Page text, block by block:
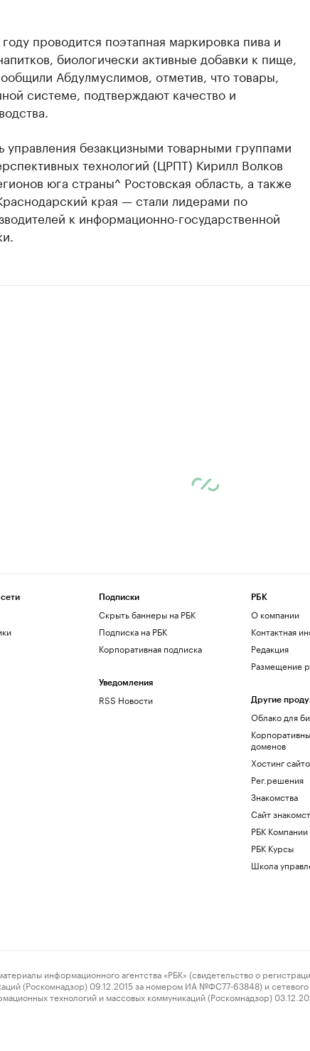
проводится поэтапная маркировка пива и
биологически активные добавки к пище,
Абдулмуслимов, отметив, что товары,
системе, подтверждают качество и
управления безакцизными товарными группами
технологий (ЦРПТ) Кирилл Волков
юга страны^ Ростовская область, а также
края — стали лидерами по
к информационно-государственной
Подписки
Скрыть баннеры на РБК
Подписка на РБК
Корпоративная подписка
Уведомления
RSS Новости
РБК
О компании
Контактная
Редакция
Размещение
Другие
Облако для
доменов
Хостинг
Рег.решения
Знакомства
Сайт
РБК Компании
РБК Курсы
Школа
информационного агентства «РБК» (свидетельство о
(Роскомнадзор) 09.12.2015 за номером ИА №ФС77-63848) и сетевого
технологий и массовых коммуникаций (Роскомнадзор)